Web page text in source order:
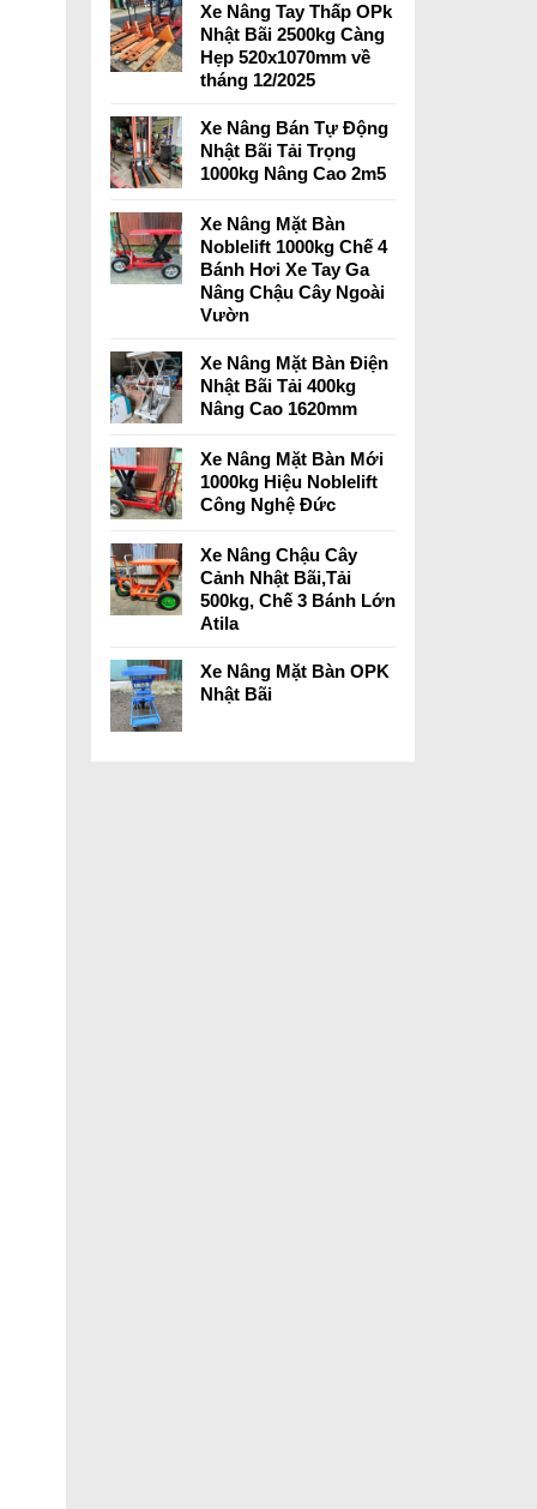
Xe Nâng Tay Thấp OPk
Nhật Bãi 2500kg Càng
Hẹp 520x1070mm về
tháng 12/2025
Xe Nâng Bán Tự Động
Nhật Bãi Tải Trọng
1000kg Nâng Cao 2m5
Xe Nâng Mặt Bàn
Noblelift 1000kg Chế 4
Bánh Hơi Xe Tay Ga
Nâng Chậu Cây Ngoài
Vườn
Xe Nâng Mặt Bàn Điện
Nhật Bãi Tải 400kg
Nâng Cao 1620mm
Xe Nâng Mặt Bàn Mới
1000kg Hiệu Noblelift
Công Nghệ Đức
Xe Nâng Chậu Cây
Cảnh Nhật Bãi,Tải
500kg, Chế 3 Bánh Lớn
Atila
Xe Nâng Mặt Bàn OPK
Nhật Bãi